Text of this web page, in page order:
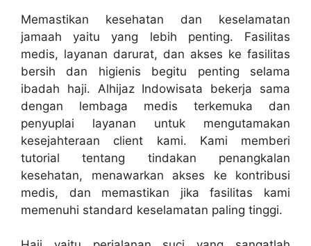
Memastikan kesehatan dan keselamatan
jamaah yaitu yang lebih penting. Fasilitas
medis, layanan darurat, dan akses ke fasilitas
bersih dan higienis begitu penting selama
ibadah haji. Alhijaz Indowisata bekerja sama
dengan lembaga medis terkemuka dan
penyuplai layanan untuk mengutamakan
kesejahteraan client kami. Kami memberi
tutorial tentang tindakan penangkalan
kesehatan, menawarkan akses ke kontribusi
medis, dan memastikan jika fasilitas kami
memenuhi standard keselamatan paling tinggi.